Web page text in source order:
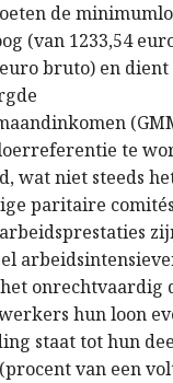
de
(van 1233,54
bruto) en
te
wat niet steeds
paritaire
onrechtvaardig
hun loon
staat tot hun
van een